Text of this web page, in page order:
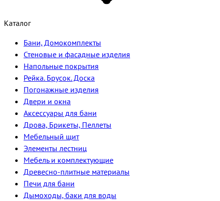
Каталог
Бани, Домокомплекты
Стеновые и фасадные изделия
Напольные покрытия
Рейка. Брусок. Доска
Погонажные изделия
Двери и окна
Аксессуары для бани
Дрова, Брикеты, Пеллеты
Мебельный щит
Элементы лестниц
Мебель и комплектующие
Древесно-плитные материалы
Печи для бани
Дымоходы, баки для воды